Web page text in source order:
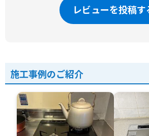
レビューを投稿す
施工事例のご紹介